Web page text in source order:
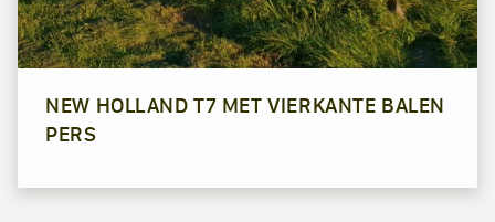
NEW HOLLAND T7 MET VIERKANTE BALEN
PERS